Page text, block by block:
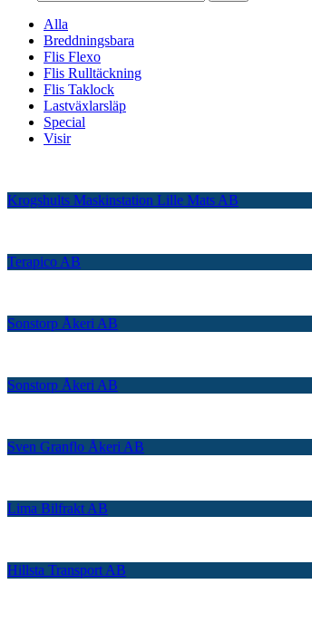
Alla
Breddningsbara
Flis Flexo
Flis Rulltäckning
Flis Taklock
Lastväxlarsläp
Special
Visir
Krogshults Maskinstation Lille Mats AB
Terapico AB
Sonstorp Åkeri AB
Sonstorp Åkeri AB
Sven Granflo Åkeri AB
Lima Bilfrakt AB
Hillsta Transport AB